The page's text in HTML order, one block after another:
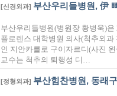
[신경외과] 부산우리들병원, 伊
부산우리들병원(병원장 황병욱)
플로렌스 대학병원 의사(척추외
인 지안카를로 구이자르디(사진
교수는 척추의 퇴행성 디…
[정형외과] 부산힘찬병원, 동래